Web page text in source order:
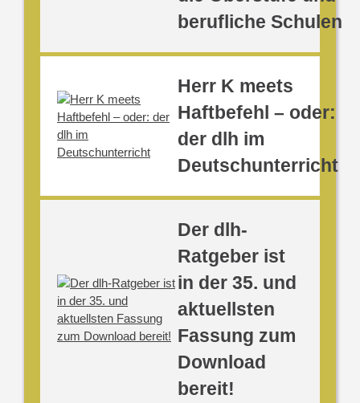
berufliche Schulen
Herr K meets
Haftbefehl – oder:
der dlh im
Deutschunterricht
Der dlh-
Ratgeber ist
in der 35. und
aktuellsten
Fassung zum
Download
bereit!